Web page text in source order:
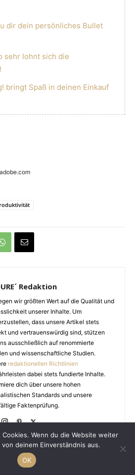
dir dein persönliches Bullet
sehr lohnt sich die
bringt Spaß in deinen Einkauf
Redaktion
wir größten Wert auf die Qualität und
unserer Inhalte. Um
dass unsere Artikel stets
und vertrauenswürdig sind, stützen
ausschließlich auf renommierte
und wissenschaftliche Studien.
redaktionellen Richtlinien
dabei stets fundierte Inhalte.
dich über unsere hohen
Standards und unsere
Faktenprüfung.
Wenn du die Website weiter
deinem Einverständnis aus.
OK